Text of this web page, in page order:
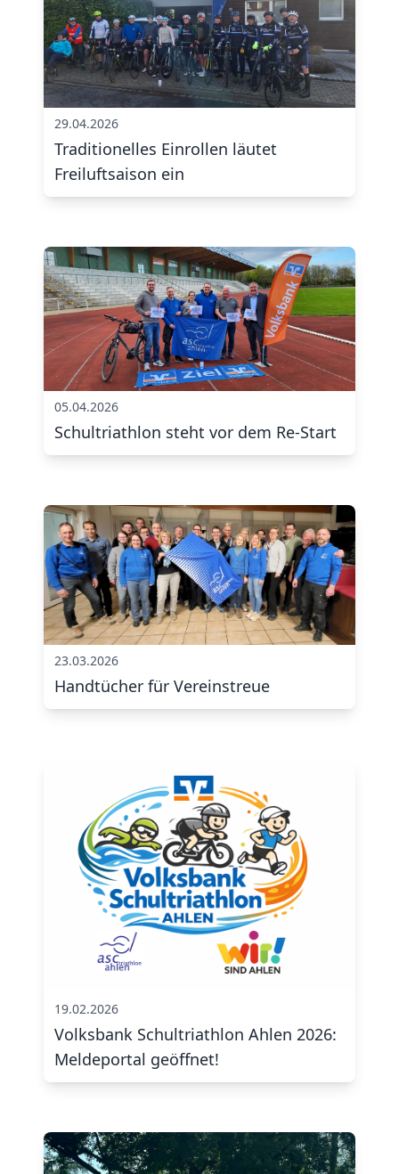
29.04.2026
Traditionelles Einrollen läutet
Freiluftsaison ein
05.04.2026
Schultriathlon steht vor dem Re-Start
23.03.2026
Handtücher für Vereinstreue
19.02.2026
Volksbank Schultriathlon Ahlen 2026:
Meldeportal geöffnet!